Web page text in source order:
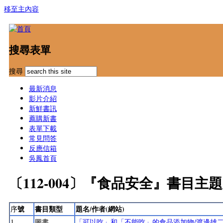
移至主內容
搜尋表單
搜尋
最新消息
影片介紹
新鮮書訊
薦購新書
表單下載
常見問答
反應信箱
吳鳳首頁
〔112-004〕『食品安全』書目主
序號 書目類型 題名/作者(網站)